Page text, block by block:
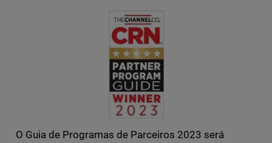
O Guia de Programas de Parceiros 2023 será